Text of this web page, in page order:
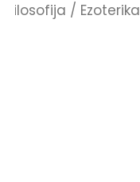
filosofija / Ezoterika